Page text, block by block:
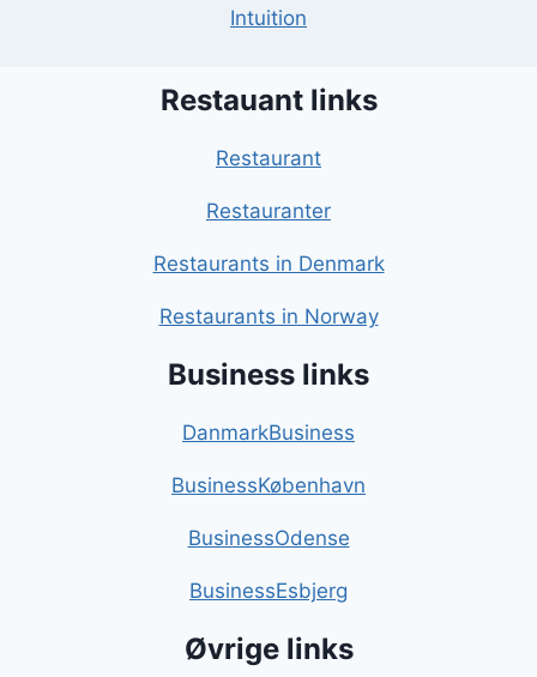
Intuition
Restauant links
Restaurant
Restauranter
Restaurants in Denmark
Restaurants in Norway
Business links
DanmarkBusiness
BusinessKøbenhavn
BusinessOdense
BusinessEsbjerg
Øvrige links